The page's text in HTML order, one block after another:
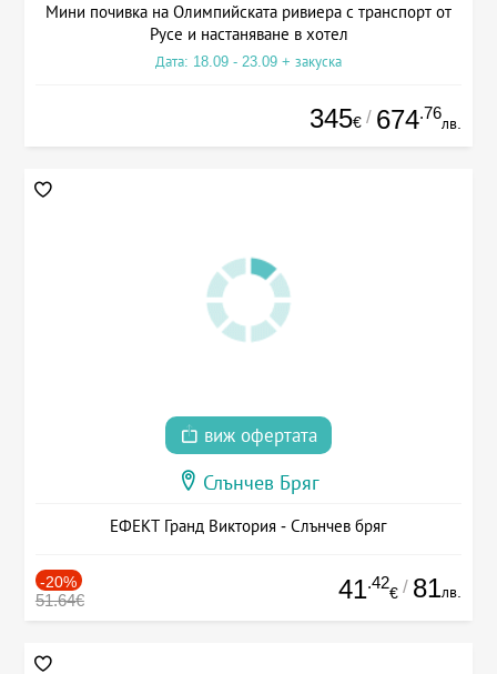
Мини почивка на Олимпийската ривиера с транспорт от
Русе и настаняване в хотел
Дата: 18.09 - 23.09 + закуска
345€ / 674.76
лв.
виж офертата
Слънчев Бряг
ЕФЕКТ Гранд Виктория - Слънчев бряг
-20%
51.64€ 41.42
€ / 81лв.